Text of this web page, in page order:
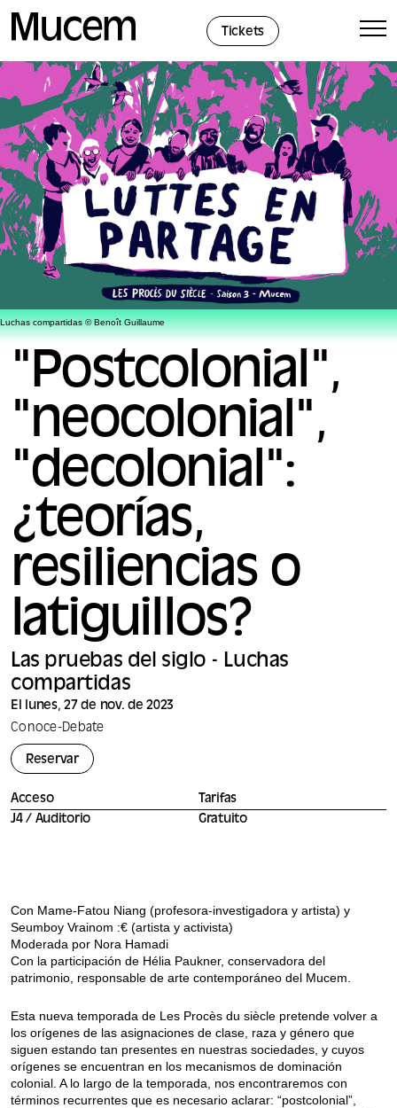
Tickets
Luchas compartidas © Benoît Guillaume
"Postcolonial",
"neocolonial",
"decolonial":
¿teorías,
resiliencias o
latiguillos?
Las pruebas del siglo - Luchas
compartidas
El lunes, 27 de nov. de 2023
Conoce-Debate
Reservar
Acceso
J4 / Auditorio
Tarifas
Gratuito
Con Mame-Fatou Niang (profesora-investigadora y artista) y
Seumboy Vrainom :€ (artista y activista)
Moderada por Nora Hamadi
Con la participación de Hélia Paukner, conservadora del
patrimonio, responsable de arte contemporáneo del Mucem.
Esta nueva temporada de Les Procès du siècle pretende volver a
los orígenes de las asignaciones de clase, raza y género que
siguen estando tan presentes en nuestras sociedades, y cuyos
orígenes se encuentran en los mecanismos de dominación
colonial. A lo largo de la temporada, nos encontraremos con
términos recurrentes que es necesario aclarar: “postcolonial”,